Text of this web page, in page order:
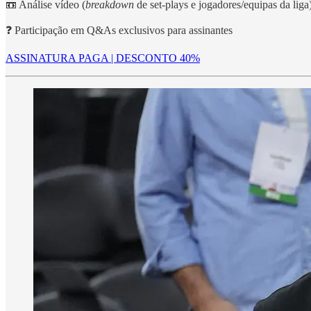
📼 Análise vídeo (breakdown de set-plays e jogadores/equipas da
❓ Participação em Q&As exclusivos para assinantes
ASSINATURA PAGA | DESCONTO 40%